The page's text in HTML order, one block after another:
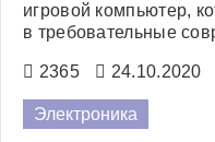
игровой компьютер,
в требовательные
2365 24.10.2020
Электроника